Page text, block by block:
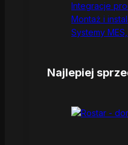
Integracje
Montaż i
Systemy
Najlepiej